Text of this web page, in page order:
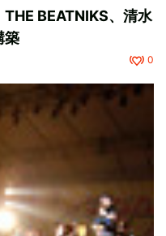
THE BEATNIKS、清水
築
0